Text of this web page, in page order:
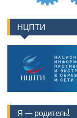
НЦПТИ
Я — родитель!